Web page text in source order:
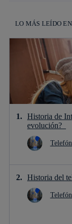
LO MÁS LEÍDO
Historia de
evolución?
Historia del